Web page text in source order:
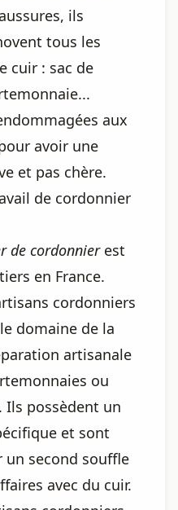
ils
tous les
cuir : sac de
aux
avoir une
et pas chère.
de cordonnier
de cordonnierest
en France.
cordonniers
domaine de la
artisanale
ou
Ils possèdent un
et sont
un second souffle
avec du cuir.